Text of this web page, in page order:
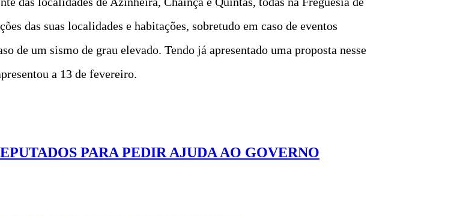
das suas localidades e habitações, sobretudo em caso de eventos
de um sismo de grau elevado. Tendo já apresentado uma proposta nesse
a 13 de fevereiro.
PARA PEDIR AJUDA AO GOVERNO